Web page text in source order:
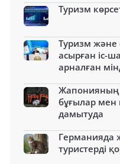
Туризм
Туризм және
асырған іс-
арналған
Жапонияның
бұғылар мен
дамытуда
Германияда
туристерді